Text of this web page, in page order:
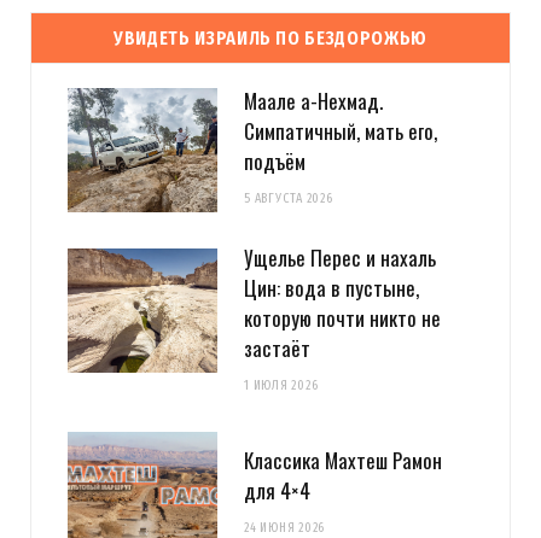
УВИДЕТЬ ИЗРАИЛЬ ПО БЕЗДОРОЖЬЮ
Маале а-Нехмад.
Симпатичный, мать его,
подъём
5 АВГУСТА 2026
Ущелье Перес и нахаль
Цин: вода в пустыне,
которую почти никто не
застаёт
1 ИЮЛЯ 2026
Классика Махтеш Рамон
для 4×4
24 ИЮНЯ 2026